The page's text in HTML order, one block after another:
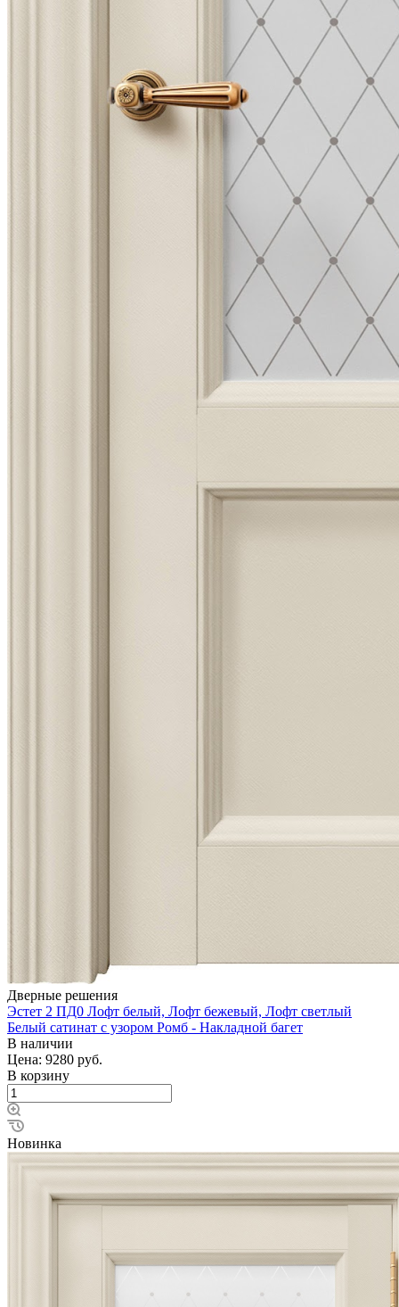
Дверные решения
Эстет 2 ПД0 Лофт белый, Лофт бежевый, Лофт светлый
Белый сатинат с узором Ромб - Накладной багет
В наличии
Цена: 9280 руб.
В корзину
Новинка